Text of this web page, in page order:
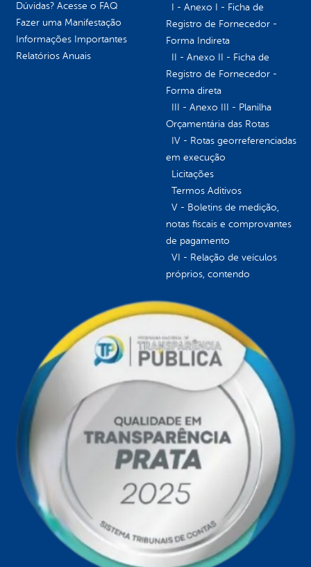
Dúvidas? Acesse o FAQ
Fazer uma Manifestação
Informações Importantes
Relatórios Anuais
I - Anexo I - Ficha de
Registro de Fornecedor -
Forma Indireta
II - Anexo II - Ficha de
Registro de Fornecedor -
Forma direta
III - Anexo III - Planilha
Orçamentária das Rotas
IV - Rotas georreferenciadas
em execução
Licitações
Termos Aditivos
V - Boletins de medição,
notas fiscais e comprovantes
de pagamento
VI - Relação de veículos
próprios, contendo